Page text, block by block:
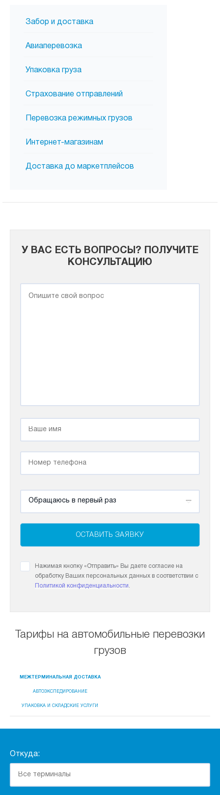
Забор и доставка
Авиаперевозка
Упаковка груза
Страхование отправлений
Перевозка режимных грузов
Интернет-магазинам
Доставка до маркетплейсов
У ВАС ЕСТЬ ВОПРОСЫ? ПОЛУЧИТЕ
КОНСУЛЬТАЦИЮ
Обращаюсь в первый раз
ОСТАВИТЬ ЗАЯВКУ
Нажимая кнопку «Отправить» Вы даете согласие на
обработку Ваших персональных данных в соответствии с
Политикой конфиденциальности
Тарифы на автомобильные перевозки
грузов
МЕЖТЕРМИНАЛЬНАЯ ДОСТАВКА
АВТОЭКСПЕДИРОВАНИЕ
УПАКОВКА И СКЛАДСКИЕ УСЛУГИ
Откуда: